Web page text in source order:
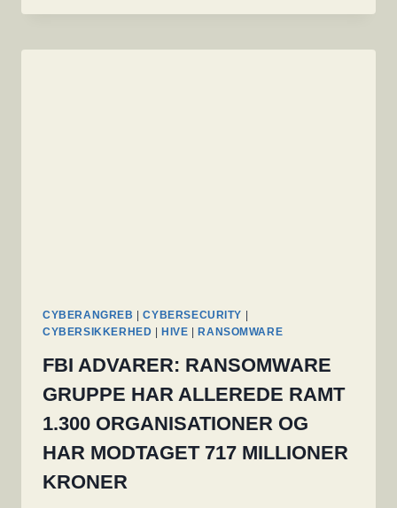
UDSAT
HACKING
CYBERANGREB |CYBERSECURITY |
CYBERSIKKERHED |HIVE |RANSOMWARE
FBI ADVARER: RANSOMWARE
GRUPPE HAR ALLEREDE RAMT
1.300 ORGANISATIONER OG
HAR MODTAGET 717 MILLIONER
KRONER